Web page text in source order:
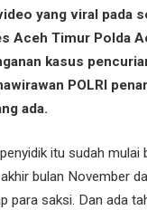
yang viral pada
Aceh Timur Polda
kasus
POLRI
ada.
itu sudah mulai
bulan November
para saksi. Dan ada